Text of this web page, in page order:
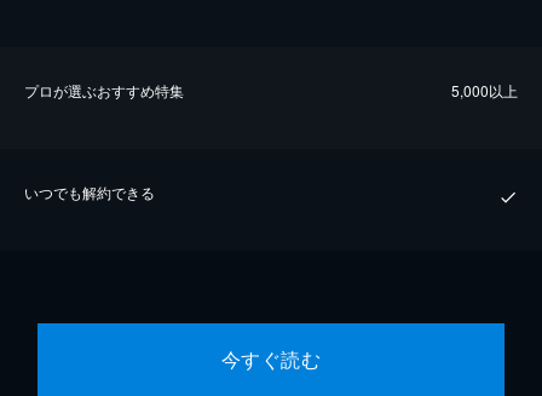
プロが選ぶおすすめ特集 5,000以上
いつでも解約できる
今すぐ読む